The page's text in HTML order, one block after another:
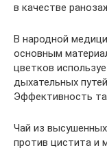
в качестве
В народной
основным
цветков
дыхательных
Эффективность
Чай из
против цистита и